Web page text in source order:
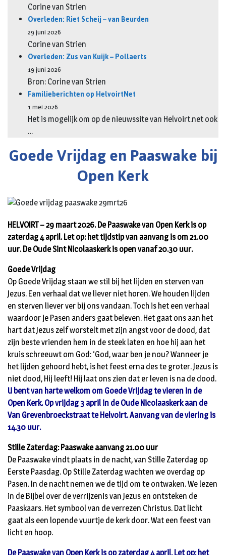
Corine van Strien
Overleden: Riet Scheij – van Beurden
29 juni 2026
Corine van Strien
Overleden: Zus van Kuijk – Pollaerts
19 juni 2026
Bron: Corine van Strien
Familieberichten op HelvoirtNet
1 mei 2026
Het is mogelijk om op de nieuwssite van Helvoirt.net ook
…
Goede Vrijdag en Paaswake bij
Open Kerk
HELVOIRT – 29 maart 2026. De Paaswake van Open Kerk is op
zaterdag 4 april. Let op: het tijdstip van aanvang is om 21.00
uur. De Oude Sint Nicolaaskerk is open vanaf 20.30 uur.
Goede Vrijdag
Op Goede Vrijdag staan we stil bij het lijden en sterven van
Jezus. Een verhaal dat we liever niet horen. We houden lijden
en sterven liever ver bij ons vandaan. Toch is het een verhaal
waardoor je Pasen anders gaat beleven. Het gaat ons aan het
hart dat Jezus zelf worstelt met zijn angst voor de dood, dat
zijn beste vrienden hem in de steek laten en hoe hij aan het
kruis schreeuwt om God: ‘God, waar ben je nou? Wanneer je
het lijden gehoord hebt, is het feest erna des te groter. Jezus is
niet dood, Hij leeft! Hij laat ons zien dat er leven is na de dood.
U bent van harte welkom om Goede Vrijdag te vieren in de
Open Kerk. Op vrijdag 3 april in de Oude Nicolaaskerk aan de
Van Grevenbroeckstraat te Helvoirt. Aanvang van de viering is
14.30 uur.
Stille Zaterdag: Paaswake aanvang 21.00 uur
De Paaswake vindt plaats in de nacht, van Stille Zaterdag op
Eerste Paasdag. Op Stille Zaterdag wachten we overdag op
Pasen. In de nacht nemen we de tijd om te ontwaken. We lezen
in de Bijbel over de verrijzenis van Jezus en ontsteken de
Paaskaars. Het symbool van de verrezen Christus. Dat licht
gaat als een lopende vuurtje de kerk door. Wat een feest van
licht en hoop.
De Paaswake van Open Kerk is op zaterdag 4 april. Let op: het